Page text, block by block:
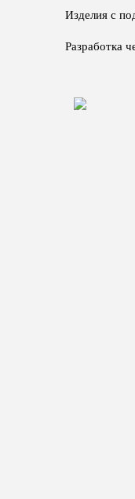
Изделия с
Разработка